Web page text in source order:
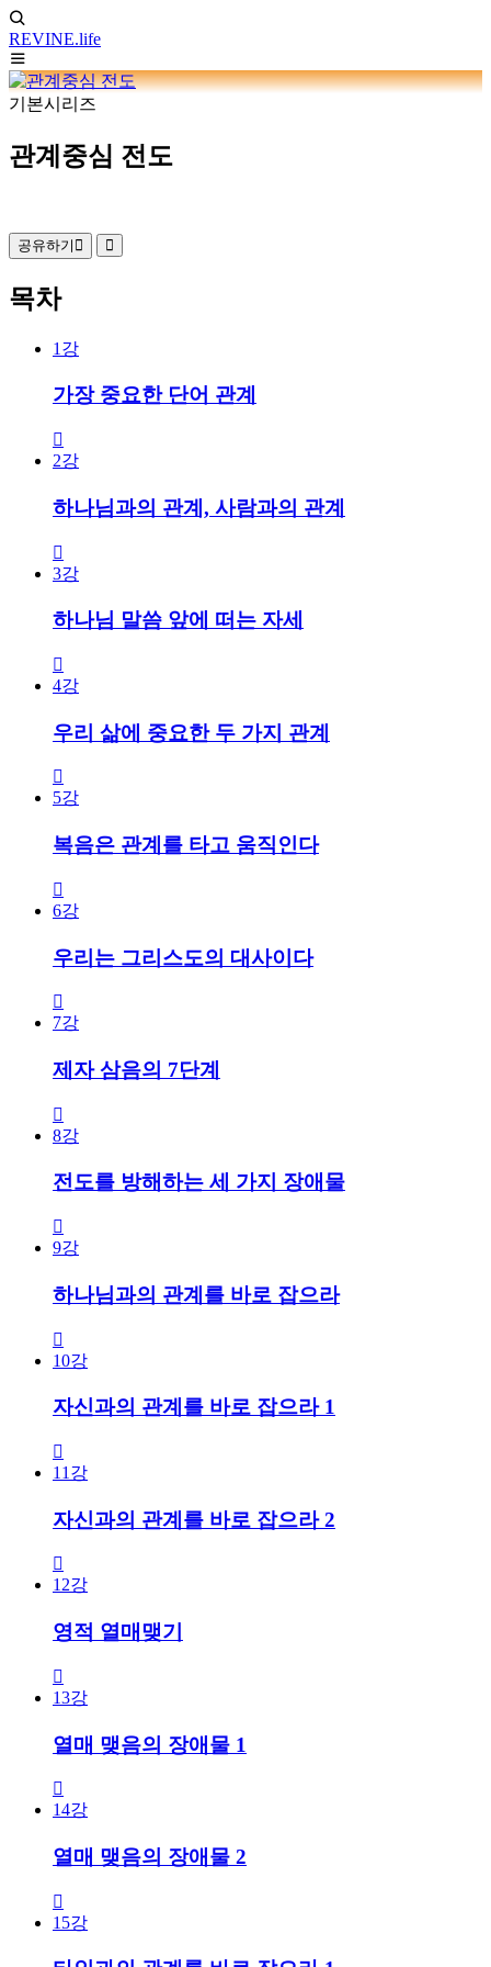
REVINE.life
기본시리즈
관계중심 전도
공유하기
목차
1강
가장 중요한 단어 관계
2강
하나님과의 관계, 사람과의 관계
3강
하나님 말씀 앞에 떠는 자세
4강
우리 삶에 중요한 두 가지 관계
5강
복음은 관계를 타고 움직인다
6강
우리는 그리스도의 대사이다
7강
제자 삼음의 7단계
8강
전도를 방해하는 세 가지 장애물
9강
하나님과의 관계를 바로 잡으라
10강
자신과의 관계를 바로 잡으라 1
11강
자신과의 관계를 바로 잡으라 2
12강
영적 열매맺기
13강
열매 맺음의 장애물 1
14강
열매 맺음의 장애물 2
15강